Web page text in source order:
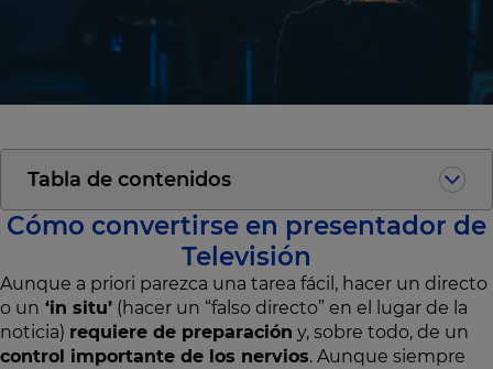
Tabla de contenidos
Cómo convertirse en presentador de
Televisión
Aunque a priori parezca una tarea fácil, hacer un directo
o un ‘in situ’ (hacer un “falso directo” en el lugar de la
noticia) requiere de preparación y, sobre todo, de un
control importante de los nervios. Aunque siempre